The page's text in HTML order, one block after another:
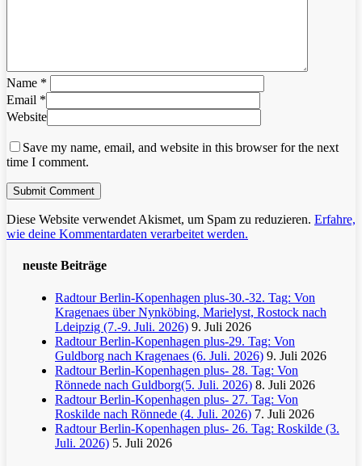
Name *
Email *
Website
Save my name, email, and website in this browser for the next
time I comment.
Diese Website verwendet Akismet, um Spam zu reduzieren. Erfahre,
wie deine Kommentardaten verarbeitet werden.
neuste Beiträge
Radtour Berlin-Kopenhagen plus-30.-32. Tag: Von
Kragenaes über Nynköbing, Marielyst, Rostock nach
Ldeipzig (7.-9. Juli. 2026) 9. Juli 2026
Radtour Berlin-Kopenhagen plus-29. Tag: Von
Guldborg nach Kragenaes (6. Juli. 2026) 9. Juli 2026
Radtour Berlin-Kopenhagen plus- 28. Tag: Von
Rönnede nach Guldborg(5. Juli. 2026) 8. Juli 2026
Radtour Berlin-Kopenhagen plus- 27. Tag: Von
Roskilde nach Rönnede (4. Juli. 2026) 7. Juli 2026
Radtour Berlin-Kopenhagen plus- 26. Tag: Roskilde (3.
Juli. 2026) 5. Juli 2026